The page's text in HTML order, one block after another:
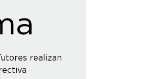
realizan